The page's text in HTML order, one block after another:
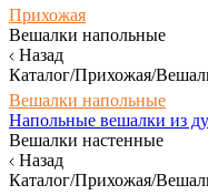
Прихожая
Вешалки напольные
Назад
Каталог/Прихожая/
Вешалки напольные
Напольные вешалки из
Вешалки настенные
Назад
Каталог/Прихожая/